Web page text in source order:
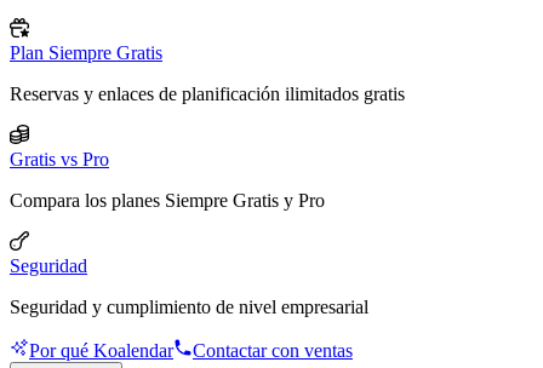
Plan Siempre Gratis
Reservas y enlaces de planificación ilimitados gratis
Gratis vs Pro
Compara los planes Siempre Gratis y Pro
Seguridad
Seguridad y cumplimiento de nivel empresarial
Por qué Koalendar Contactar con ventas